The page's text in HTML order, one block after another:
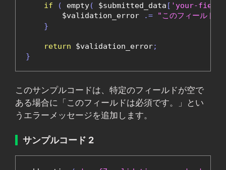
if ( empty( $submitted_data [ 'your-field-
        $validation_error
.=
"このフィールドは
}
return $validation_error;
}
このサンプルコードは、特定のフィールドが空で
ある場合に「このフィールドは必須です。」とい
うエラーメッセージを追加します。
サンプルコード 2